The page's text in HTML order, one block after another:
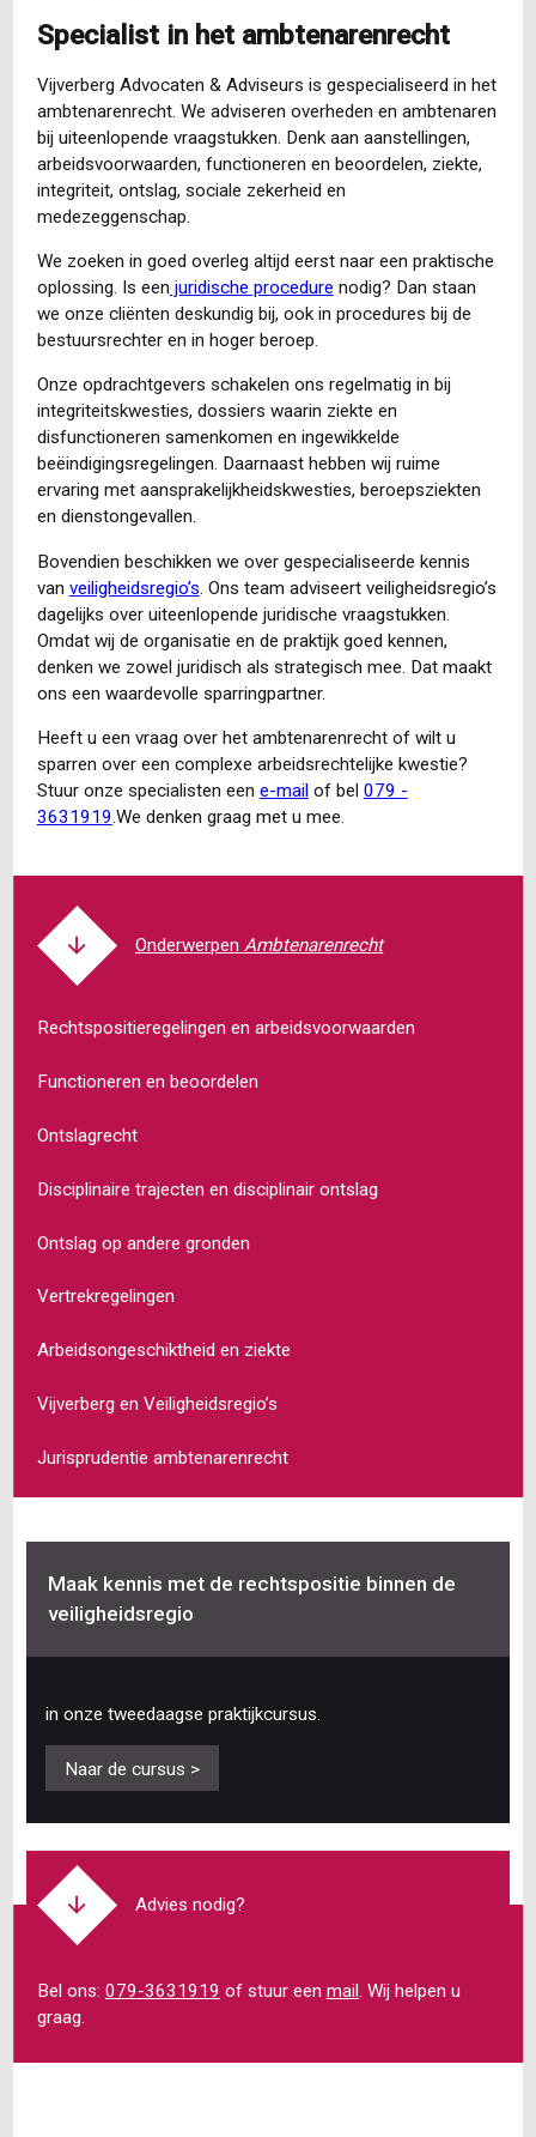
Specialist in het ambtenarenrecht
Vijverberg Advocaten & Adviseurs is gespecialiseerd in het
ambtenarenrecht. We adviseren overheden en ambtenaren
bij uiteenlopende vraagstukken. Denk aan aanstellingen,
arbeidsvoorwaarden, functioneren en beoordelen, ziekte,
integriteit, ontslag, sociale zekerheid en
medezeggenschap.
We zoeken in goed overleg altijd eerst naar een praktische
oplossing. Is een juridische procedure nodig? Dan staan
we onze cliënten deskundig bij, ook in procedures bij de
bestuursrechter en in hoger beroep.
Onze opdrachtgevers schakelen ons regelmatig in bij
integriteitskwesties, dossiers waarin ziekte en
disfunctioneren samenkomen en ingewikkelde
beëindigingsregelingen. Daarnaast hebben wij ruime
ervaring met aansprakelijkheidskwesties, beroepsziekten
en dienstongevallen.
Bovendien beschikken we over gespecialiseerde kennis
van veiligheidsregio’s. Ons team adviseert veiligheidsregio’s
dagelijks over uiteenlopende juridische vraagstukken.
Omdat wij de organisatie en de praktijk goed kennen,
denken we zowel juridisch als strategisch mee. Dat maakt
ons een waardevolle sparringpartner.
Heeft u een vraag over het ambtenarenrecht of wilt u
sparren over een complexe arbeidsrechtelijke kwestie?
Stuur onze specialisten een e-mailof bel 079 -
3631919.We denken graag met u mee.
Ambtenarenrecht
Rechtspositieregelingen en arbeidsvoorwaarden
Functioneren en beoordelen
Ontslagrecht
Disciplinaire trajecten en disciplinair ontslag
Ontslag op andere gronden
Vertrekregelingen
Arbeidsongeschiktheid en ziekte
Vijverberg en Veiligheidsregio’s
Jurisprudentie ambtenarenrecht
Maak kennis met de rechtspositie binnen de
veiligheidsregio
in onze tweedaagse praktijkcursus.
Naar de cursus >
Advies nodig?
Bel ons: 079-3631919 of stuur een mail. Wij helpen u
graag.